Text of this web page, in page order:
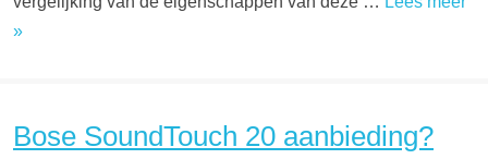
»
Bose SoundTouch 20 aanbieding?